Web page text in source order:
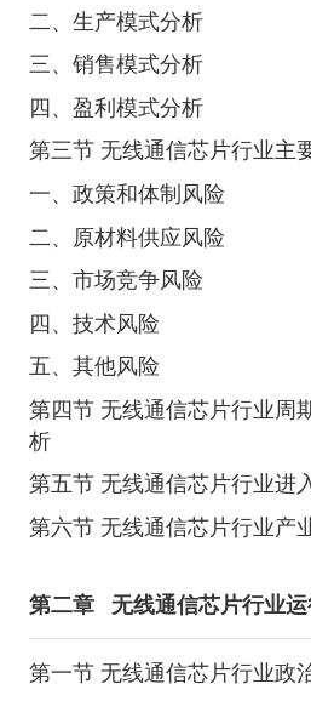
二、生产模式分析
三、销售模式分析
四、盈利模式分析
第三节 无线通信芯片行业主
一、政策和体制风险
二、原材料供应风险
三、市场竞争风险
四、技术风险
五、其他风险
第四节 无线通信芯片行业周
析
第五节 无线通信芯片行业进
第六节 无线通信芯片行业产
第二章 无线通信芯片行业
第一节 无线通信芯片行业政